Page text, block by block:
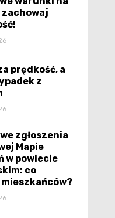
zachowaj
prędkość, a
z
zgłoszenia
Mapie
w powiecie
co